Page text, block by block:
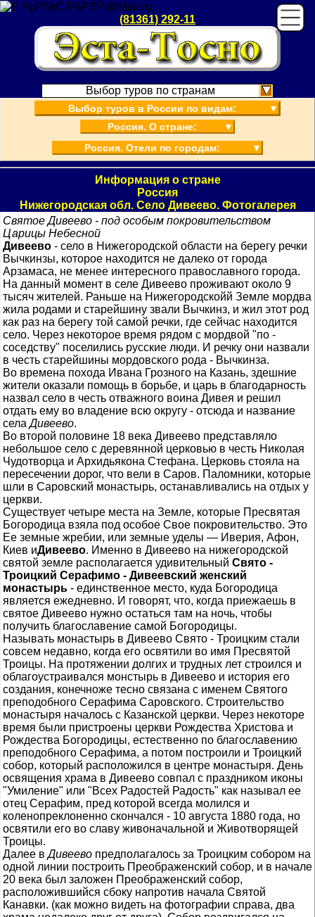
(81361) 292-11
Выбор туров по странам
Выбор туров в России по видам:
▼
Россия. О стране:
▼
Россия. Отели по городам:
▼
Информация о стране
Россия
Нижегородская обл. Село Дивеево. Фотогалерея
Святое Дивеево - под особым покровительством
Царицы Небесной
Дивеево - село в Нижегородской области на берегу речки
Вычкинзы, которое находится не далеко от города
Арзамаса, не менее интересного православного города.
На данный момент в селе Дивеево проживают около 9
тысяч жителей. Раньше на Нижегородскойй Земле мордва
жила родами и старейшину звали Вычкинз, и жил этот род
как раз на берегу той самой речки, где сейчас находится
село. Через некоторое время рядом с мордвой "по -
соседству" поселились русские люди. И речку они назвали
в честь старейшины мордовского рода - Вычкинза.
Во времена похода Ивана Грозного на Казань, здешние
жители оказали помощь в борьбе, и царь в благодарность
назвал село в честь отважного воина Дивея и решил
отдать ему во владение всю округу - отсюда и название
селаДивеево.
Во второй половине 18 века Дивеево представляло
небольшое село с деревянной церковью в честь Николая
Чудотворца и Архидьякона Стефана. Церковь стояла на
пересечении дорог, что вели в Саров. Паломники, которые
шли в Саровский монастырь, останавливались на отдых у
церкви.
Существует четыре места на Земле, которые Пресвятая
Богородица взяла под особое Свое покровительство. Это
Ее земные жребии, или земные уделы — Иверия, Афон,
Киев иДивеево. Именно в Дивеево на нижегородской
святой земле располагается удивительный Свято -
Троицкий Серафимо - Дивеевский женский
монастырь - единственное место, куда Богородица
является ежедневно. И говорят, что, когда приежаешь в
святое Дивеево нужно остаться там на ночь, чтобы
получить благославение самой Богородицы.
Называть монастырь в Дивеево Свято - Троицким стали
совсем недавно, когда его освятили во имя Пресвятой
Троицы. На протяжении долгих и трудных лет строился и
облагоустраивался монстырь в Дивеево и история его
создания, конечноже тесно связана с именем Святого
преподобного Серафима Саровского. Строительство
монастыря началось с Казанской церкви. Через некоторе
время были пристроены церкви Рождества Христова и
Рождества Богородицы, естественно по благославению
преподобного Серафима, а потом построили и Троицкий
собор, который расположился в центре монастыря. День
освящения храма в Дивеево совпал с праздником иконы
"Умиление" или "Всех Радостей Радость" как называл ее
отец Серафим, пред которой всегда молился и
коленопреклоненно скончался - 10 августа 1880 года, но
освятили его во славу живоначальной и Животворящей
Троицы.
Далее вДивеево предполагалось за Троицким собором на
одной линии построить Преображенский собор, и в начале
20 века был заложен Преображенский собор,
расположившийся сбоку напротив начала Святой
Канавки. (как можно видеть на фотографии справа, два